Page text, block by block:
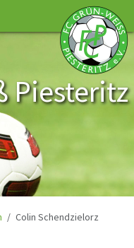
Piesteritz
Colin Schendzielorz